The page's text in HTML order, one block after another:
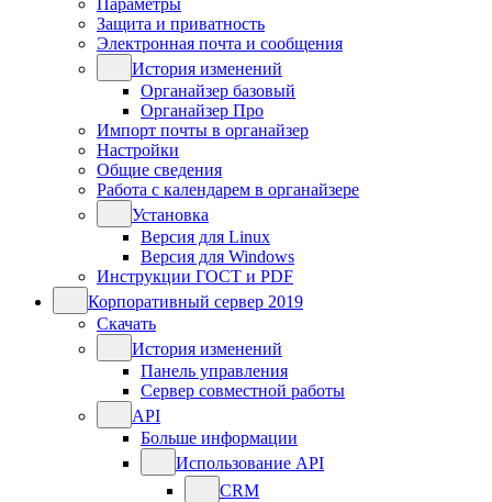
Параметры
Защита и приватность
Электронная почта и сообщения
История изменений
Органайзер базовый
Органайзер Про
Импорт почты в органайзер
Настройки
Общие сведения
Работа с календарем в органайзере
Установка
Версия для Linux
Версия для Windows
Инструкции ГОСТ и PDF
Корпоративный сервер 2019
Скачать
История изменений
Панель управления
Сервер совместной работы
API
Больше информации
Использование API
CRM